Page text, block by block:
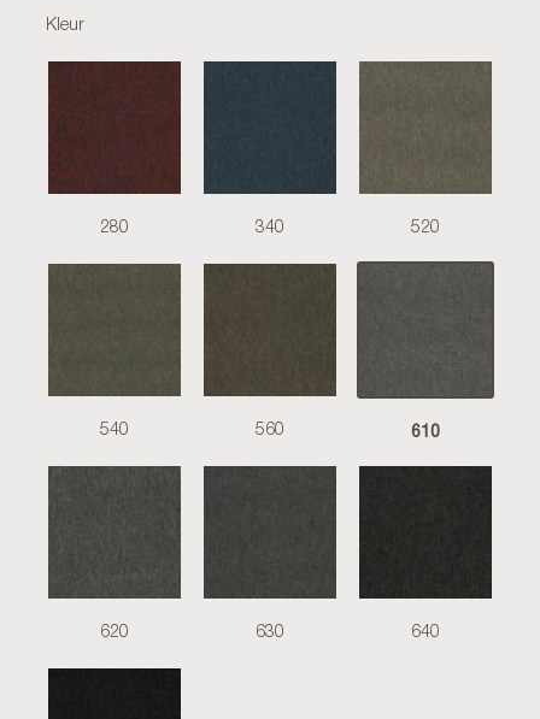
Kleur
280 340 520
540 560 610
620 630 640